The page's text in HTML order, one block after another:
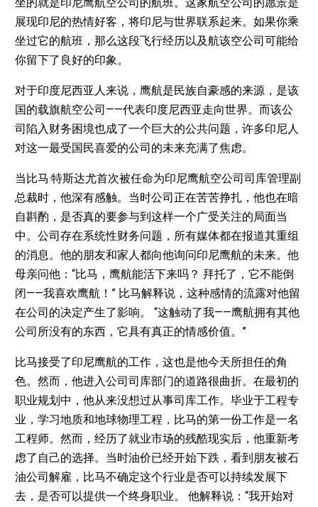
展现印尼的热情好客，将印尼与世界联系起来。如果你乘
坐过它的航班，那么这段飞行经历以及航该空公司可能给
你留下了良好的印象。
对于印度尼西亚人来说，鹰航是民族自豪感的来源，是该
国的载旗航空公司——代表印度尼西亚走向世界。而该公
司陷入财务困境也成了一个巨大的公共问题，许多印尼人
对这一最受国民喜爱的公司的未来充满了焦虑。
当比马·特斯达尤首次被任命为印尼鹰航空公司司库管理副
总裁时，他深有感触。当时公司正在苦苦挣扎，他也在暗
自斟酌，是否真的要参与到这样一个广受关注的局面当
中。公司存在系统性财务问题，所有媒体都在报道其重组
的消息。他的朋友和家人都向他询问印尼鹰航的未来。他
母亲问他：“比马，鹰航能活下来吗？ 拜托了，它不能倒
闭——我喜欢鹰航！” 比马解释说，这种感情的流露对他留
在公司的决定产生了影响。 “这触动了我——鹰航拥有其他
公司所没有的东西，它具有真正的情感价值。”
比马接受了印尼鹰航的工作，这也是他今天所担任的角
色。然而，他进入公司司库部门的道路很曲折。在最初的
职业规划中，他从来没想过从事司库工作。毕业于工程专
业，学习地质和地球物理工程，比马的第一份工作是一名
工程师。然而，经历了就业市场的残酷现实后，他重新考
虑了自己的选择。当时油价已经开始下跌，看到朋友被石
油公司解雇，比马不确定这个行业是否可以持续发展下
去，是否可以提供一个终身职业。 他解释说：“我开始对